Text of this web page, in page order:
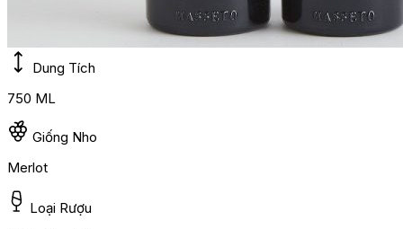
Dung Tích
750 ML
Giống Nho
Merlot
Loại Rượu